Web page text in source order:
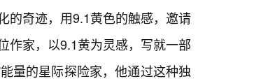
的奇迹，用9.1黄色的触感，邀请
作家，以9.1黄为灵感，写就一部
量的星际探险家，他通过这种独